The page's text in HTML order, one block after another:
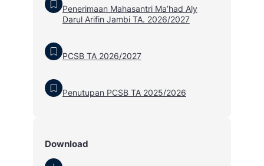
Penerimaan Mahasantri Ma’had Aly
Darul Arifin Jambi TA. 2026/2027
PCSB TA 2026/2027
Penutupan PCSB TA 2025/2026
Download